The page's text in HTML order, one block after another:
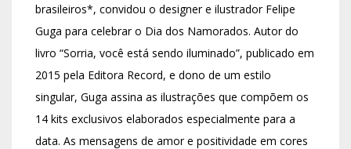
brasileiros*, convidou o designer e ilustrador Felipe
Guga para celebrar o Dia dos Namorados. Autor do
livro “Sorria, você está sendo iluminado”, publicado em
2015 pela Editora Record, e dono de um estilo
singular, Guga assina as ilustrações que compõem os
14 kits exclusivos elaborados especialmente para a
data. As mensagens de amor e positividade em cores